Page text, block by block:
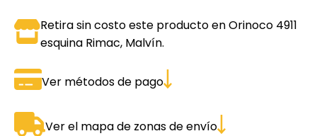
Retira sin costo este producto en Orinoco 4911
esquina Rimac, Malvín.
Ver métodos de pago
Ver el mapa de zonas de envío